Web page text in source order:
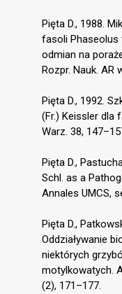
Pięta D., 1988.
fasoli Phaseolus
odmian na
Rozpr. Nauk. AR
Pięta D., 1992.
(Fr.) Keissler dla
Warz. 38,
Pięta D.,
Schl. as a
Annales UMCS,
Pięta D.,
Oddziaływanie
niektórych
motylkowatych.
(2), 171–177.